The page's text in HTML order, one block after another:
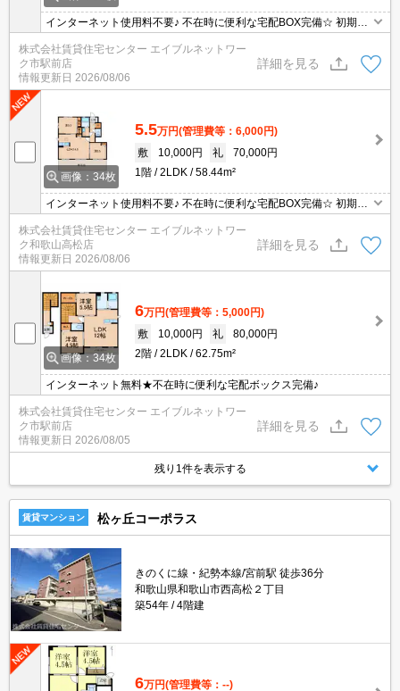
インターネット使用料不要♪ 不在時に便利な宅配BOX完備☆ 初期費
用の交渉は、賃貸住宅センターまで！
株式会社賃貸住宅センター エイブルネットワー
ク市駅前店
情報更新日 2026/08/06
詳細を見る
画像：34枚
5.5万円(管理費等：6,000円)
敷
10,000円 礼
70,000円
1階
2LDK 58.44m²
インターネット使用料不要♪ 不在時に便利な宅配BOX完備☆ 初期費
用の交渉は、賃貸住宅センターまで！
株式会社賃貸住宅センター エイブルネットワー
ク和歌山高松店
情報更新日 2026/08/06
詳細を見る
画像：34枚
6万円(管理費等：5,000円)
敷
10,000円 礼
80,000円
2階
2LDK 62.75m²
インターネット無料★不在時に便利な宅配ボックス完備♪
株式会社賃貸住宅センター エイブルネットワー
ク市駅前店
情報更新日 2026/08/05
詳細を見る
残り1件を表示する
賃貸マンション 松ヶ丘コーポラス
きのくに線・紀勢本線/宮前駅 徒歩36分
和歌山県和歌山市西高松２丁目
築54年
4階建
6万円(管理費等：--)